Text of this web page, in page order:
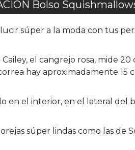
Bolso
súper a la moda con tus
el cangrejo rosa, mide
hay aproximadamente 15
en el interior, en el lateral del
súper lindas como las de